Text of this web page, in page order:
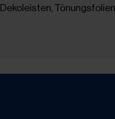
Dekoleisten,